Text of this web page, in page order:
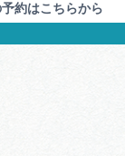
約はこちらから